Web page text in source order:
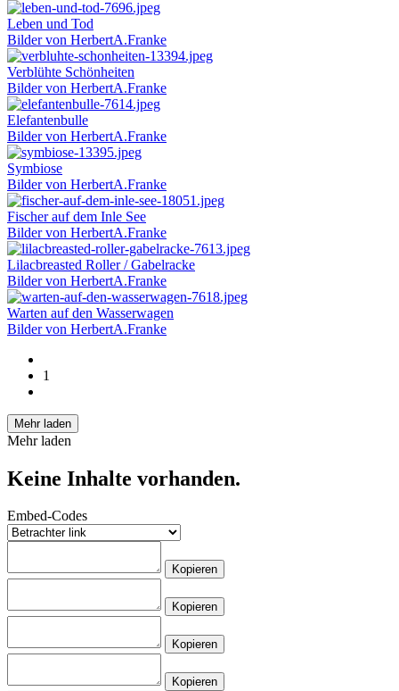
Leben und Tod
Bilder von HerbertA.Franke
Verblühte Schönheiten
Bilder von HerbertA.Franke
Elefantenbulle
Bilder von HerbertA.Franke
Symbiose
Bilder von HerbertA.Franke
Fischer auf dem Inle See
Bilder von HerbertA.Franke
Lilacbreasted Roller / Gabelracke
Bilder von HerbertA.Franke
Warten auf den Wasserwagen
Bilder von HerbertA.Franke
1
Mehr laden
Mehr laden
Keine Inhalte vorhanden.
Embed-Codes
Kopieren
Kopieren
Kopieren
Kopieren